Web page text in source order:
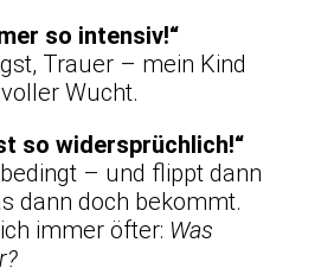
so intensiv!“
Trauer – mein Kind
Wucht.
so widersprüchlich!“
– und flippt dann
dann doch bekommt.
immer öfter: Was